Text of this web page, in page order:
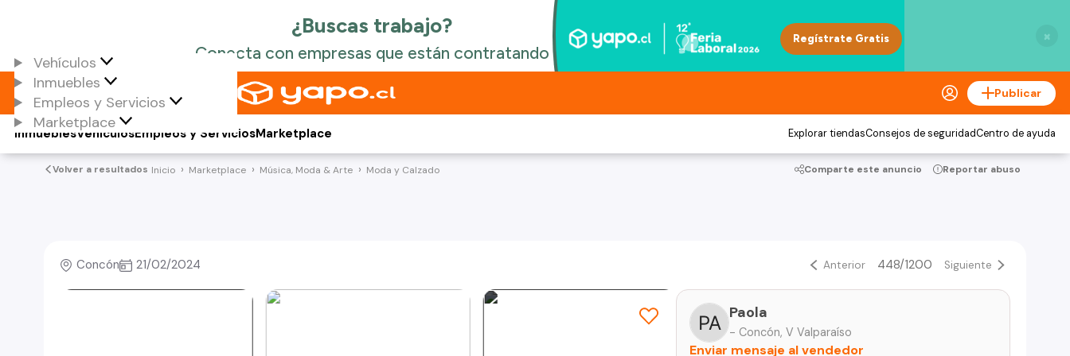
×
Vehículos
Inmuebles
Empleos y Servicios
Marketplace
Publicar
Vehículos
Inmuebles Empleos y ServiciosMarketplace Explorar tiendasConsejos de seguridadCentro de ayuda
Volver a resultados Inicio Marketplace Música, Moda & Arte Moda y Calzado Comparte este anuncio Reportar abuso
Concón 21/02/2024 Anterior 448/1200 Siguiente
Paola
- Concón, V Valparaíso
Enviar mensaje al vendedor